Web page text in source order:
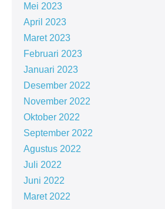
Mei 2023
April 2023
Maret 2023
Februari 2023
Januari 2023
Desember 2022
November 2022
Oktober 2022
September 2022
Agustus 2022
Juli 2022
Juni 2022
Maret 2022